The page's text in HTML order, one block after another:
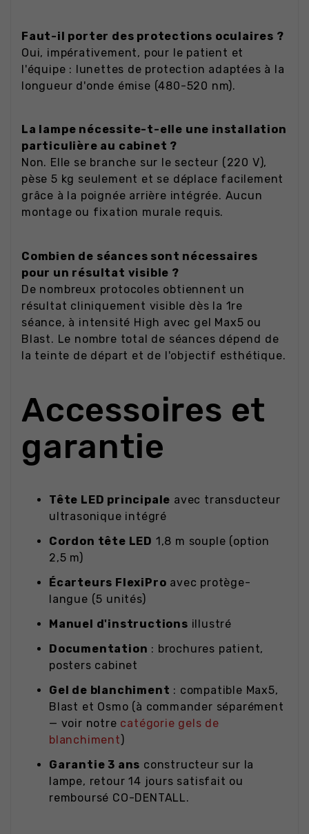
Faut-il porter des protections oculaires ?
Oui, impérativement, pour le patient et
l'équipe : lunettes de protection adaptées à la
longueur d'onde émise (480-520 nm).
La lampe nécessite-t-elle une installation
particulière au cabinet ?
Non. Elle se branche sur le secteur (220 V),
pèse 5 kg seulement et se déplace facilement
grâce à la poignée arrière intégrée. Aucun
montage ou fixation murale requis.
Combien de séances sont nécessaires
pour un résultat visible ?
De nombreux protocoles obtiennent un
résultat cliniquement visible dès la 1re
séance, à intensité High avec gel Max5 ou
Blast. Le nombre total de séances dépend de
la teinte de départ et de l'objectif esthétique.
Accessoires et
garantie
Tête LED principale avec transducteur
ultrasonique intégré
Cordon tête LED 1,8 m souple (option
2,5 m)
Écarteurs FlexiPro avec protège-
langue (5 unités)
Manuel d'instructions illustré
Documentation : brochures patient,
posters cabinet
Gel de blanchiment : compatible Max5,
Blast et Osmo (à commander séparément
— voir notre catégorie gels de
blanchiment)
Garantie 3 ans constructeur sur la
lampe, retour 14 jours satisfait ou
remboursé CO-DENTALL.